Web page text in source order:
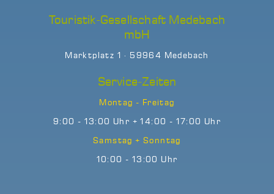
Touristik-Gesellschaft Medebach
mbH
Marktplatz 1 · 59964 Medebach
Service-Zeiten
Montag - Freitag
9:00 - 13:00 Uhr + 14:00 - 17:00 Uhr
Samstag + Sonntag
10:00 - 13:00 Uhr